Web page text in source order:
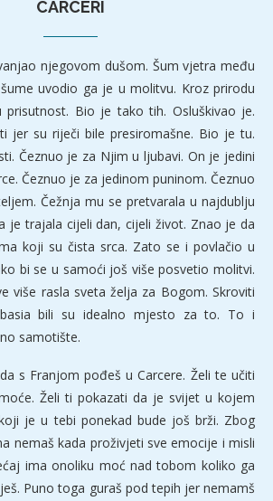
CARCERI
njegovom dušom. Šum vjetra među
uvodio ga je u molitvu. Kroz prirodu
Bio je tako tih. Osluškivao je.
jer su riječi bile presiromašne. Bio je tu.
Čeznuo je za Njim u ljubavi. On je jedini
Čeznuo je za jedinom puninom. Čeznuo
Čežnja mu se pretvarala u najdublju
je trajala cijeli dan, cijeli život. Znao je da
koji su čista srca. Zato se i povlačio u
bi se u samoći još više posvetio molitvi.
više rasla sveta želja za Bogom. Skroviti
bili su idealno mjesto za to. To i
samotište.
s Franjom pođeš u Carcere. Želi te učiti
Želi ti pokazati da je svijet u kojem
je u tebi ponekad bude još brži. Zbog
nemaš kada proživjeti sve emocije i misli
ima onoliku moć nad tobom koliko ga
Puno toga guraš pod tepih jer nemamš